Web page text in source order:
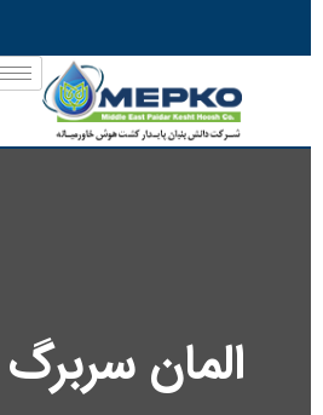
المان